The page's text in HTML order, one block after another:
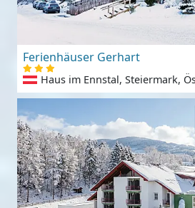
Ferienhäuser Gerhart
Haus im Ennstal, Steiermark,